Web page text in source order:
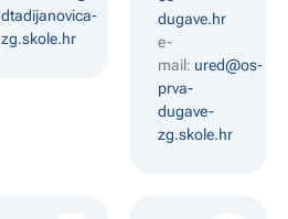
dtadijanovica-
zg.skole.hr
dugave.hr
e-
mail: ured@os-
prva-
dugave-
zg.skole.hr